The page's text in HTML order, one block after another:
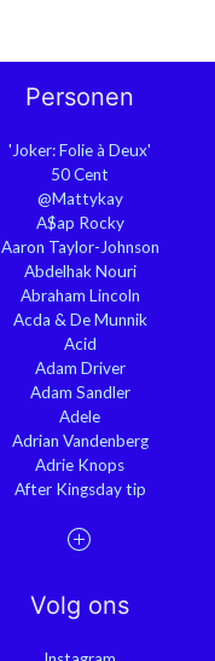
Personen
'Joker: Folie à Deux'
50 Cent
@Mattykay
A$ap Rocky
Aaron Taylor-Johnson
Abdelhak Nouri
Abraham Lincoln
Acda & De Munnik
Acid
Adam Driver
Adam Sandler
Adele
Adrian Vandenberg
Adrie Knops
After Kingsday tip
Volg ons